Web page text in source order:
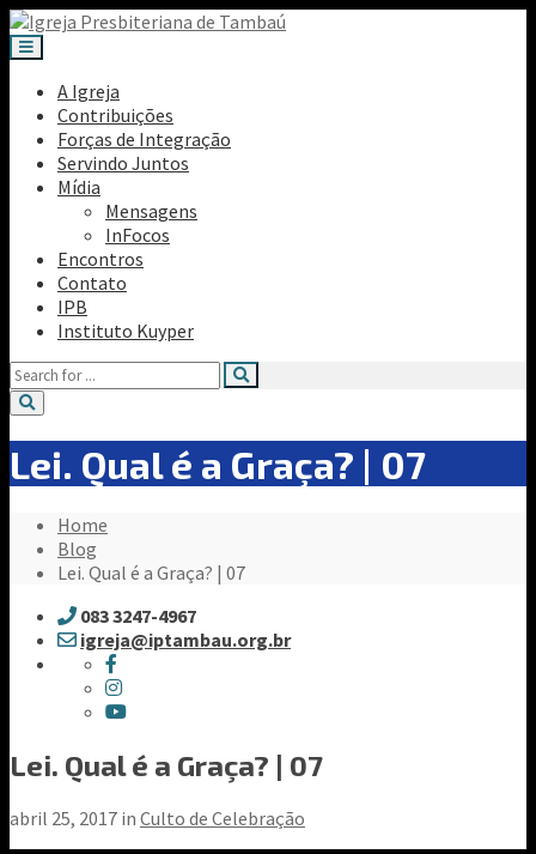
A Igreja
Contribuições
Forças de Integração
Servindo Juntos
Mídia
Mensagens
InFocos
Encontros
Contato
IPB
Instituto Kuyper
Lei. Qual é a Graça? | 07
Home
Blog
Lei. Qual é a Graça? | 07
083 3247-4967
igreja@iptambau.org.br
Lei. Qual é a Graça? | 07
abril 25, 2017 in Culto de Celebração